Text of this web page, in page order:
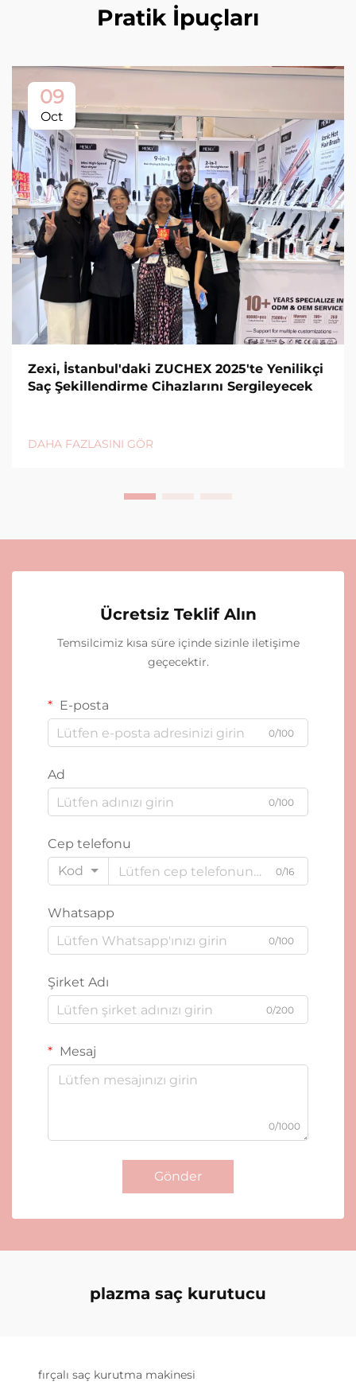
Pratik İpuçları
09
Oct
Zexi, İstanbul'daki ZUCHEX 2025'te Yenilikçi
Saç Şekillendirme Cihazlarını Sergileyecek
DAHA FAZLASINI GÖR
Ücretsiz Teklif Alın
Temsilcimiz kısa süre içinde sizinle iletişime
geçecektir.
E-posta
0/100
Ad
0/100
Cep telefonu
Kod
0/16
Whatsapp
0/100
Şirket Adı
0/200
Mesaj
0/1000
Gönder
plazma saç kurutucu
fırçalı saç kurutma makinesi